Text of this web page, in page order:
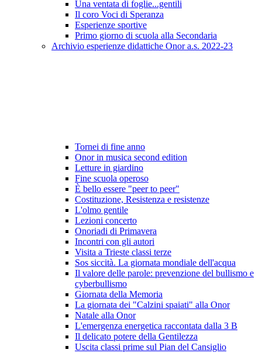
Una ventata di foglie...gentili
Il coro Voci di Speranza
Esperienze sportive
Primo giorno di scuola alla Secondaria
Archivio esperienze didattiche Onor a.s. 2022-23
Tornei di fine anno
Onor in musica second edition
Letture in giardino
Fine scuola operoso
È bello essere "peer to peer"
Costituzione, Resistenza e resistenze
L'olmo gentile
Lezioni concerto
Onoriadi di Primavera
Incontri con gli autori
Visita a Trieste classi terze
Sos siccità. La giornata mondiale dell'acqua
Il valore delle parole: prevenzione del bullismo e
cyberbullismo
Giornata della Memoria
La giornata dei "Calzini spaiati" alla Onor
Natale alla Onor
L'emergenza energetica raccontata dalla 3 B
Il delicato potere della Gentilezza
Uscita classi prime sul Pian del Cansiglio